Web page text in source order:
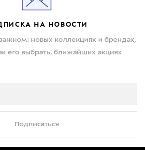
НА НОВОСТИ
новых коллекциях и брендах,
его выбрать, ближайших акциях
Подписаться